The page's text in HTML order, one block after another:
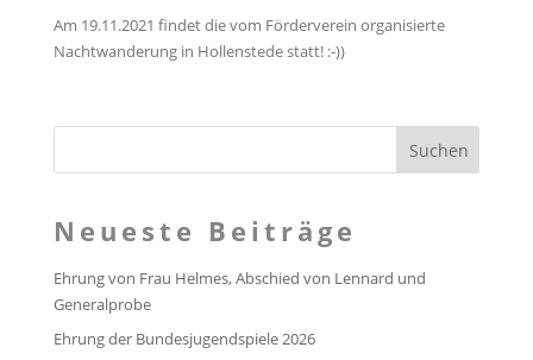
Am 19.11.2021 findet die vom Förderverein organisierte
Nachtwanderung in Hollenstede statt! :-))
Neueste Beiträge
Ehrung von Frau Helmes, Abschied von Lennard und
Generalprobe
Ehrung der Bundesjugendspiele 2026